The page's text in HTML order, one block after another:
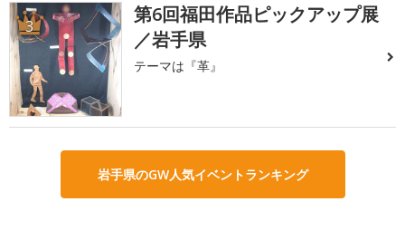
3
第6回福田作品ピックアップ展
／岩手県
テーマは『革』
岩手県のGW人気イベントランキング